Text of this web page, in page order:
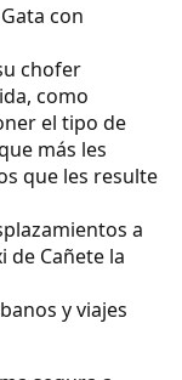
con
chofer
como
el tipo de
más les
que les resulte
a
de Cañete la
y viajes